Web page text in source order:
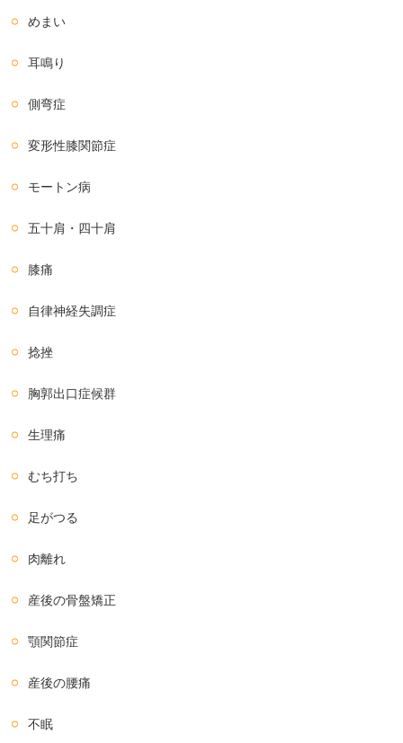
めまい
耳鳴り
側弯症
変形性膝関節症
モートン病
五十肩・四十肩
膝痛
自律神経失調症
捻挫
胸郭出口症候群
生理痛
むち打ち
足がつる
肉離れ
産後の骨盤矯正
顎関節症
産後の腰痛
不眠